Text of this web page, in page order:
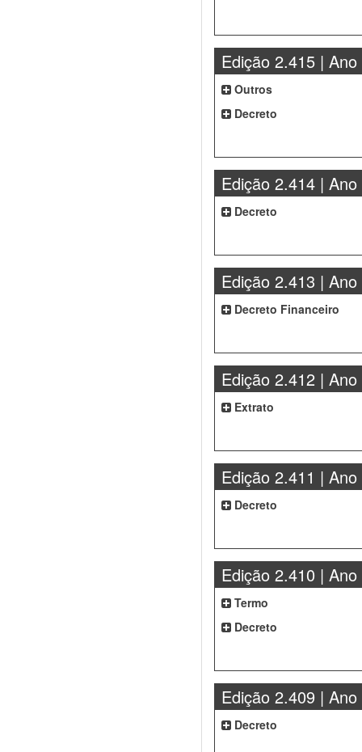
Edição 2.415 | Ano
Outros
Decreto
Edição 2.414 | Ano
Decreto
Edição 2.413 | Ano
Decreto Financeiro
Edição 2.412 | Ano
Extrato
Edição 2.411 | Ano
Decreto
Edição 2.410 | Ano
Termo
Decreto
Edição 2.409 | Ano
Decreto